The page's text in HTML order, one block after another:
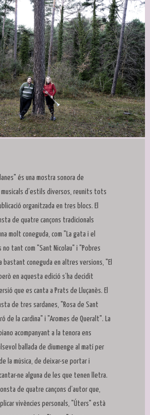
és una mostra sonora de
d’estils diversos, reunits tots
organitzada en tres blocs. El
de quatre cançons tradicionals
molt coneguda, com "La gata i el
tant com "Sant Nicolau" i "Pobres
bastant coneguda en altres versions, "El
en aquesta edició s’ha decidit
que es canta a Prats de Lluçanès. El
de tres sardanes, "Rosa de Sant
de la cardina" i "Aromes de Queralt". La
acompanyant a la tenora ens
ballada de diumenge al matí per
la música, de deixar-se portar i
ne alguna de les que tenen lletra.
de quatre cançons d’autor que,
vivències personals, "Úters" està